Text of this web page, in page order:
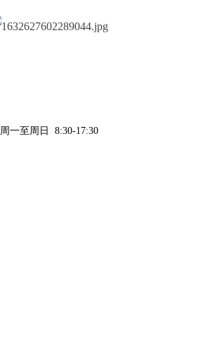
周一至周日 8:30-17:30